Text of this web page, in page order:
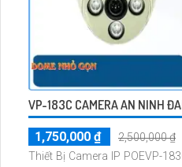
VP-183C CAMERA AN NINH
1,750,000 ₫
2,500,000 ₫
Thiết Bị Camera IP POEVP-